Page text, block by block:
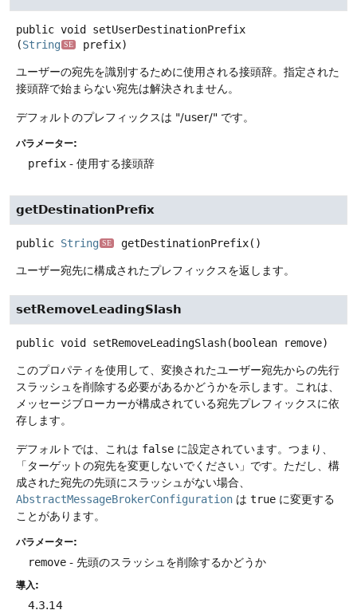
public void
setUserDestinationPrefix
(String SE prefix)
ユーザーの宛先を識別するために使用される接頭辞。指定された
接頭辞で始まらない宛先は解決されません。
デフォルトのプレフィックスは "/user/" です。
パラメーター:
prefix - 使用する接頭辞
getDestinationPrefix
public String SE getDestinationPrefix()
ユーザー宛先に構成されたプレフィックスを返します。
setRemoveLeadingSlash
public void setRemoveLeadingSlash(boolean remove)
このプロパティを使用して、変換されたユーザー宛先からの先行
スラッシュを削除する必要があるかどうかを示します。これは、
メッセージブローカーが構成されている宛先プレフィックスに依
存します。
デフォルトでは、これは false に設定されています。つまり、
「ターゲットの宛先を変更しないでください」です。ただし、構
成された宛先の先頭にスラッシュがない場合、
AbstractMessageBrokerConfiguration は true に変更する
ことがあります。
パラメーター:
remove - 先頭のスラッシュを削除するかどうか
導入:
4.3.14